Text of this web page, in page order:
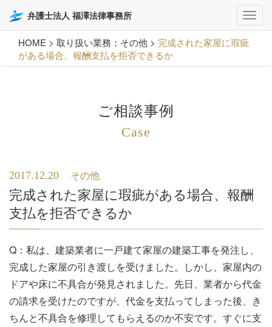
弁護士法人 福澤法律事務所
HOME > 取り扱い業務：その他 > 完成された家屋に瑕疵
がある場合、報酬支払を拒否できるか
ご相談事例
Case
2017.12.20 その他
完成された家屋に瑕疵がある場合、報酬
支払を拒否できるか
Q：私は、建築業者に一戸建て家屋の建築工事を発注し、
完成した家屋の引き渡しを受けました。しかし、家屋内の
ドアや床に不具合が発見されました。先日、業者から代金
の請求を受けたのですが、代金を支払ってしまった後、き
ちんと不具合を修理してもらえるのか不安です。すぐに支